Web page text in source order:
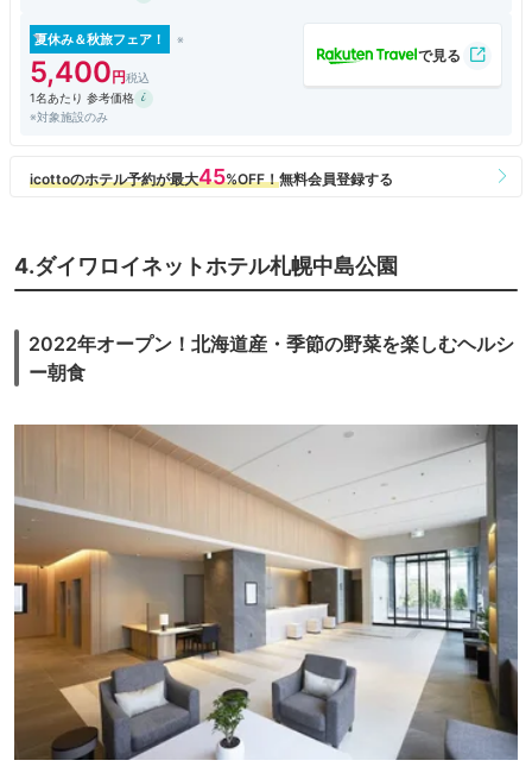
夏休み＆秋旅フェア！
5,400
1名あたり 参考価格
※対象施設のみ
4.ダイワロイネットホテル札幌中島公園
2022年オープン！北海道産・季節の野菜を楽しむヘルシ
ー朝食